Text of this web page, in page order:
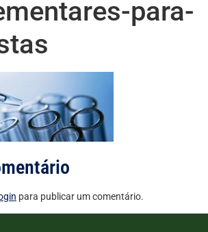
para-
para publicar um comentário.